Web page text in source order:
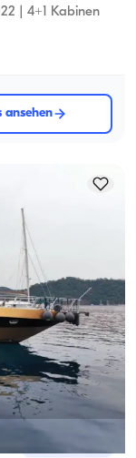
| 4+1 Kabinen
ansehen